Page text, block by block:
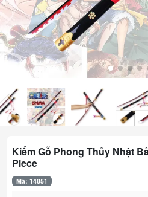
Kiếm Gỗ Phong Thủy Nhật
Piece
Mã: 14851